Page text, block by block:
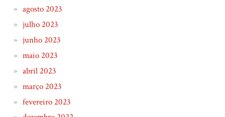
agosto 2023
julho 2023
junho 2023
maio 2023
abril 2023
março 2023
fevereiro 2023